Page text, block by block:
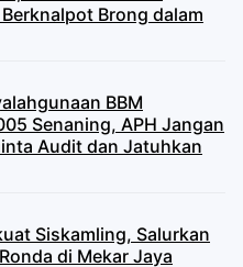
Brong dalam
BBM
Senaning, APH Jangan
Audit dan Jatuhkan
Siskamling, Salurkan
di Mekar Jaya